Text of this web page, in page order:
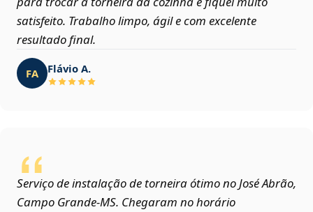
satisfeito. Trabalho limpo, ágil e com excelente
resultado final.
FA Flávio A.
Serviço de instalação de torneira ótimo no José Abrão,
Campo Grande‑MS. Chegaram no horário